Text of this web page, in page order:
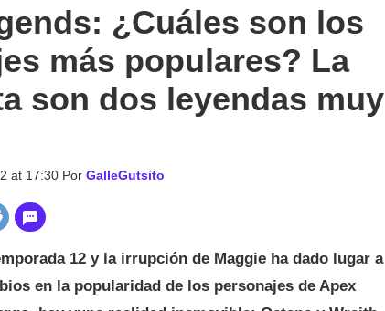
¿Cuáles son los
más populares? La
son dos leyendas muy
at 17:30 Por GalleGutsito
12 y la irrupción de Maggie ha dado lugar a
en la popularidad de los personajes de Apex